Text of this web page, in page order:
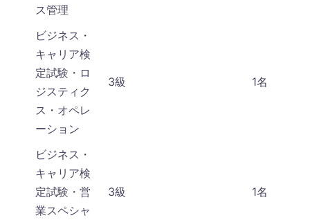
ス管理
ビジネス・
キャリア検
定試験・ロ
ジスティク
ス・オペレ
ーション
3級 1名
ビジネス・
キャリア検
定試験・営
業スペシャ
3級 1名